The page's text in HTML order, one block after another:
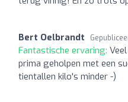
Bert Oelbrandt
Fantastische ervaring:
prima geholpen met een
tientallen kilo's minder -)